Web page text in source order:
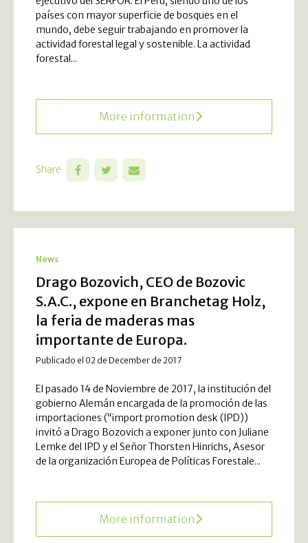
países con mayor superficie de bosques en el
mundo, debe seguir trabajando en promover la
actividad forestal legal y sostenible. La actividad
forestal...
More information
Share
News
Drago Bozovich, CEO de Bozovic
S.A.C., expone en Branchetag Holz,
la feria de maderas mas
importante de Europa.
Publicado el 02 de December de 2017
El pasado 14 de Noviembre de 2017, la institución del
gobierno Alemán encargada de la promoción de las
importaciones (“import promotion desk (IPD))
invitó a Drago Bozovich a exponer junto con Juliane
Lemke del IPD y el Señor Thorsten Hinrichs, Asesor
de la organización Europea de Políticas Forestale...
More information